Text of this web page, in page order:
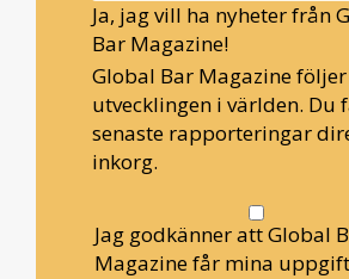
Ja, jag vill ha nyheter från
Bar Magazine!
Global Bar Magazine följer
utvecklingen i världen. Du
senaste rapporteringar
inkorg.
Jag godkänner att Global
Magazine får mina